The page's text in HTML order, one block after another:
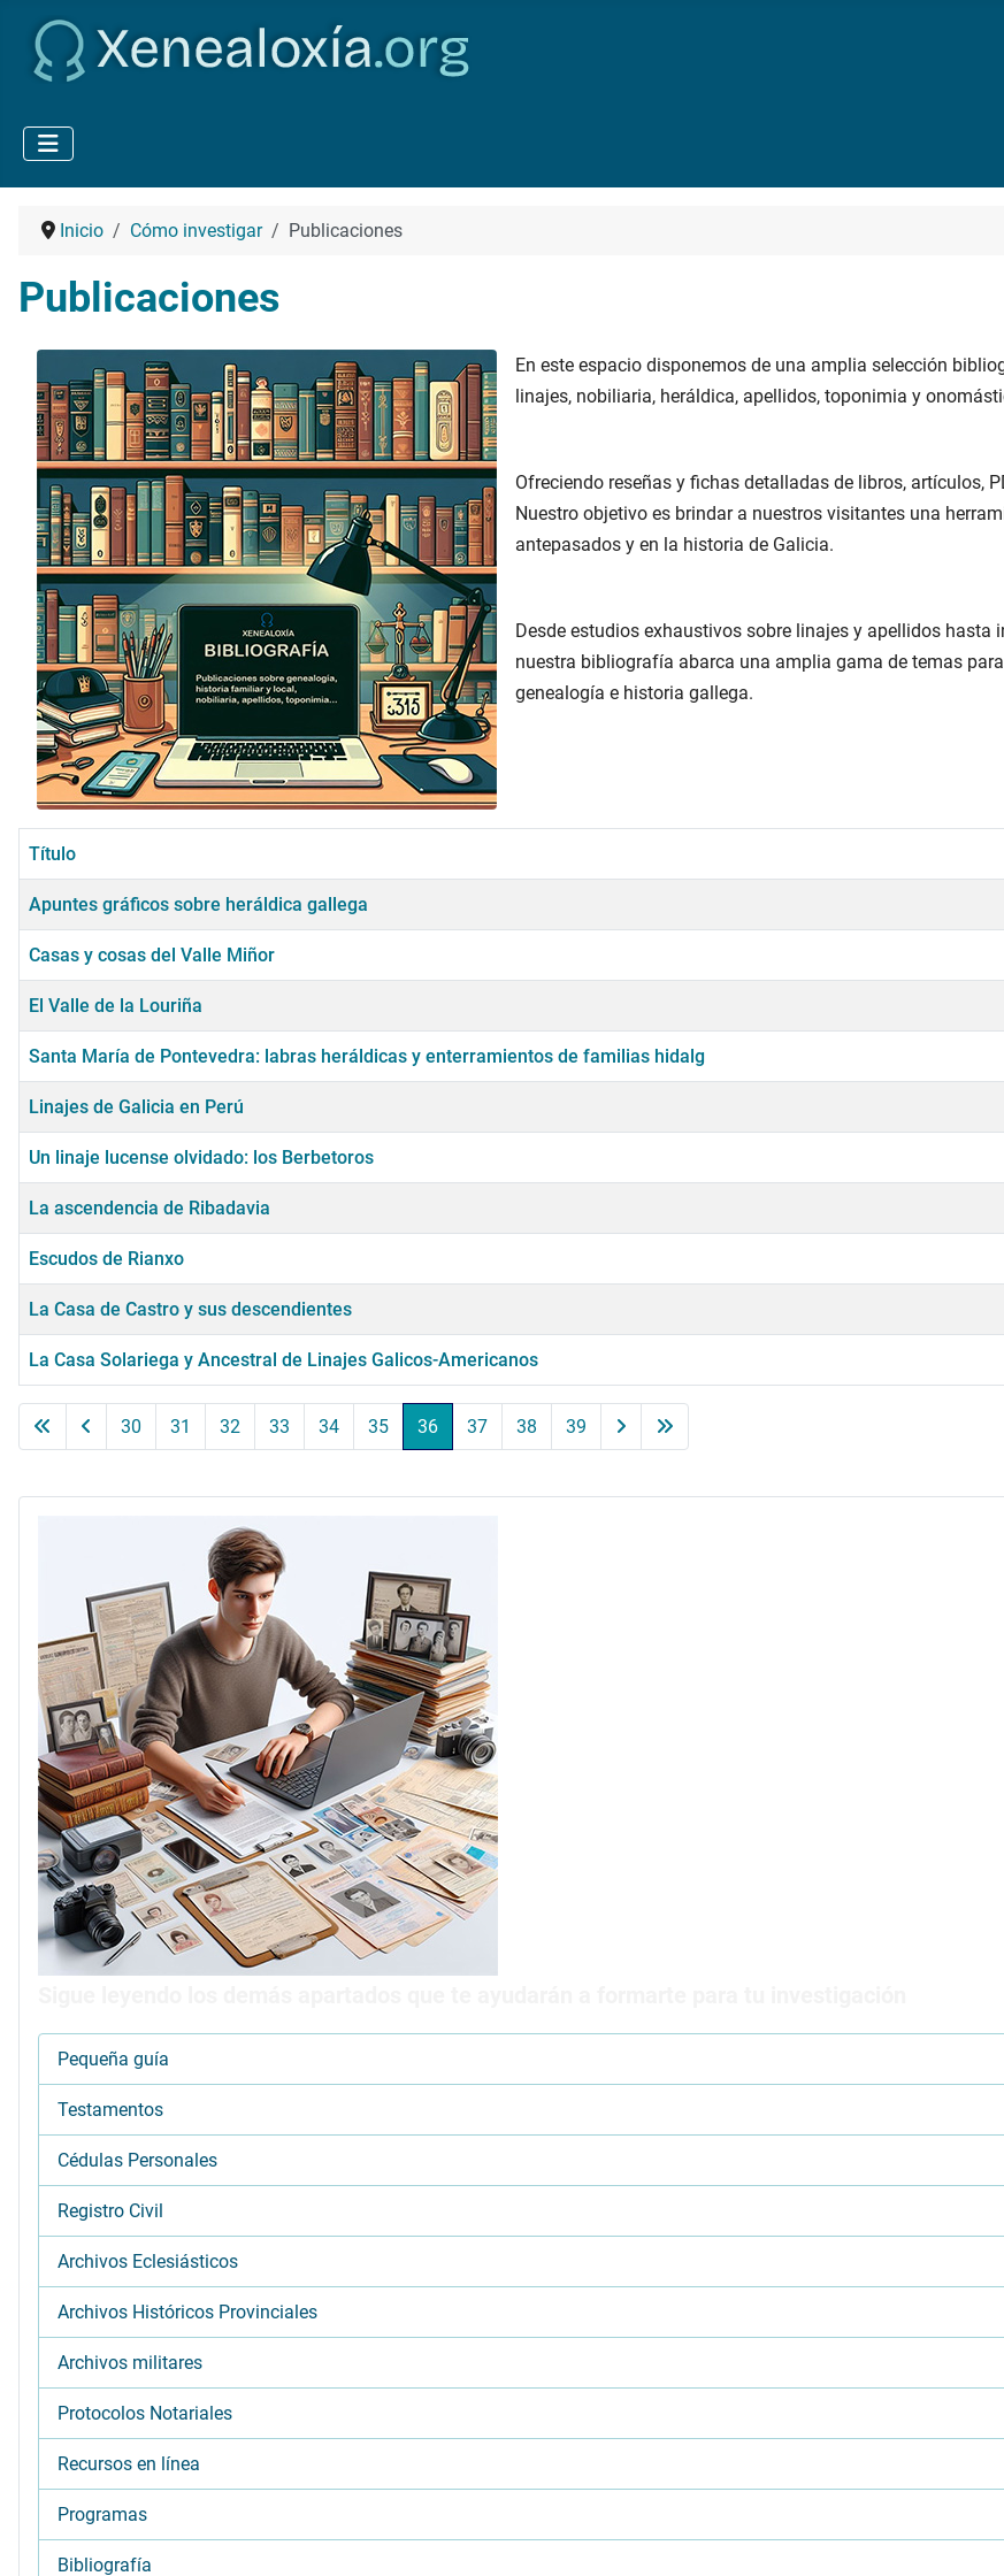
Inicio Cómo investigar Publicaciones
Publicaciones
En este espacio disponemos de una amplia selección
linajes, nobiliaria, heráldica, apellidos, toponimia y
Ofreciendo reseñas y fichas detalladas de libros, artículos,
Nuestro objetivo es brindar a nuestros visitantes una
antepasados y en la historia de Galicia.
Desde estudios exhaustivos sobre linajes y apellidos
nuestra bibliografía abarca una amplia gama de temas
genealogía e historia gallega.
Artículos
Título
Apuntes gráficos sobre heráldica gallega
Casas y cosas del Valle Miñor
El Valle de la Louriña
Santa María de Pontevedra: labras heráldicas y enterramientos de familias hidalg
Linajes de Galicia en Perú
Un linaje lucense olvidado: los Berbetoros
La ascendencia de Ribadavia
Escudos de Rianxo
La Casa de Castro y sus descendientes
La Casa Solariega y Ancestral de Linajes Galicos-Americanos
30 31 32 33 34 35 36 37 38 39
Pequeña guía
Testamentos
Cédulas Personales
Registro Civil
Archivos Eclesiásticos
Archivos Históricos Provinciales
Archivos militares
Protocolos Notariales
Recursos en línea
Programas
Bibliografía